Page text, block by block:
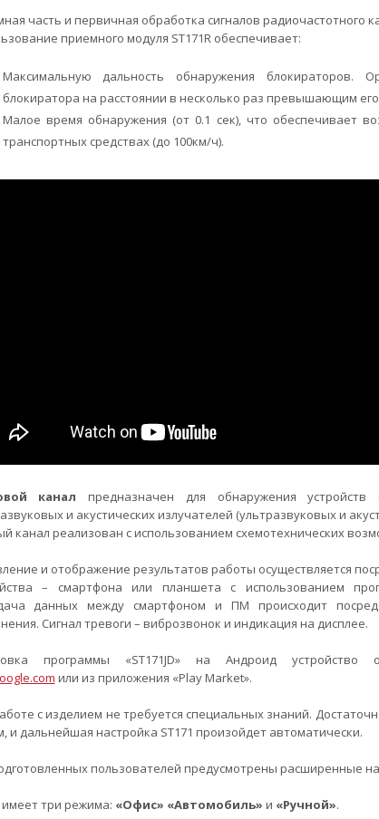
часть и первичная обработка сигналов радиочастотного
приемного модуля ST171R обеспечивает:
Максимальную дальность обнаружения блокираторов.
блокиратора на расстоянии в несколько раз превышающим
Малое время обнаружения (от 0.1 сек), что обеспечивает
транспортных средствах (до 100км/ч).
канал предназначен для обнаружения
и акустических излучателей (ультразвуковых и
канал реализован с использованием схемотехнических
и отображение результатов работы осуществляется
– смартфона или планшета с использованием
данных между смартфоном и ПМ происходит
Сигнал тревоги – виброзвонок и индикация на дисплее.
программы «ST171JD» на Андроид устройство
или из приложения «Play Маrkеt».
с изделием не требуется специальных знаний.
и дальнейшая настройка ST171 произойдет автоматически.
пользователей предусмотрены расширенные
имеет три режима: «Офис» «Автомобиль» и «Ручной».